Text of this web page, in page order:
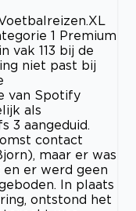
1 Premium
vak 113 bij de
niet past bij
van Spotify
als
3 aangeduid.
contact
maar er was
er werd geen
In plaats
ontstond het